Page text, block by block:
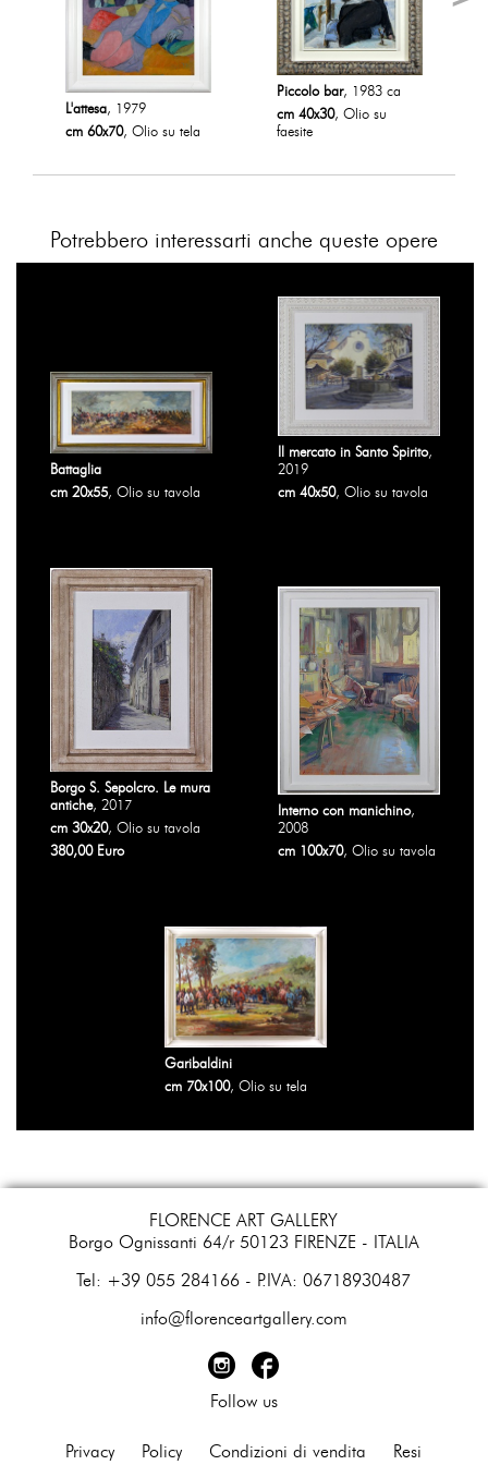
L'attesa, 1979
cm 60x70, Olio su tela
Piccolo bar, 1983 ca
cm 40x30, Olio su
faesite
Potrebbero interessarti anche queste opere
Battaglia
cm 20x55, Olio su tavola
Il mercato in Santo Spirito,
2019
cm 40x50, Olio su tavola
Borgo S. Sepolcro. Le mura
antiche, 2017
cm 30x20, Olio su tavola
380,00 Euro
Interno con manichino,
2008
cm 100x70, Olio su tavola
Garibaldini
cm 70x100, Olio su tela
FLORENCE ART GALLERY
Borgo Ognissanti 64/r 50123 FIRENZE - ITALIA
​Tel: +39 055 284166 - P.IVA: 06718930487
info@florenceartgallery.com
Follow us
Privacy Policy Condizioni di vendita Resi